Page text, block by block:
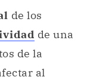
de los
de una
de la
al